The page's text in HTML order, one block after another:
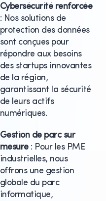
Cybersécurité renforcée
: Nos solutions de
protection des données
sont conçues pour
répondre aux besoins
des startups innovantes
de la région,
garantissant la sécurité
de leurs actifs
numériques.
Gestion de parc sur
mesure: Pour les PME
industrielles, nous
offrons une gestion
globale du parc
informatique,